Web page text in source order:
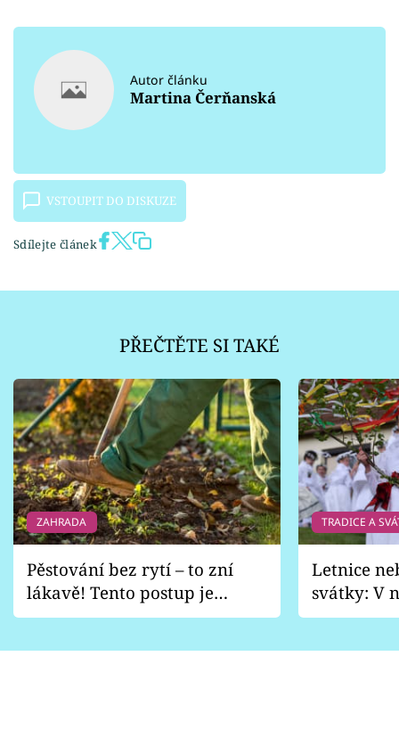
Autor článku
Martina Čerňanská
VSTOUPIT DO DISKUZE
Sdílejte článek
PŘEČTĚTE SI TAKÉ
ZAHRADA
Pěstování bez rytí – to zní
lákavě! Tento postup je
vhodný jen pro některé
TRADICE A
Letnice
svátky: V
pondělí